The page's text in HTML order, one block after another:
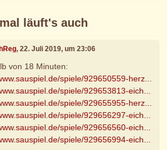
läuft's auch
, 22. Juli 2019, um 23:06
von 18 Minuten:
spiele/929650559-herz...
spiele/929653813-eich...
spiele/929655955-herz...
spiele/929656297-eich...
spiele/929656560-eich...
spiele/929656994-eich...